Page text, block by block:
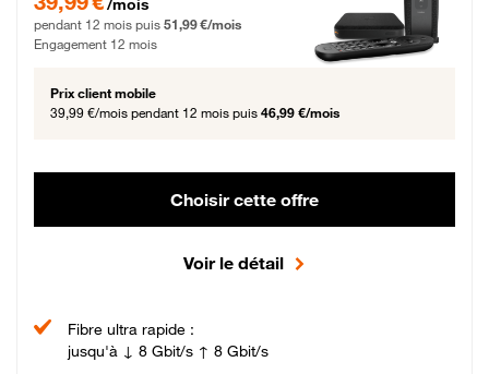
/mois
pendant 12 mois puis 51,99 €/mois
Engagement 12 mois
Prix client mobile
39,99 €/mois pendant 12 mois puis 46,99 €/mois
Choisir cette offre
Voir le détail
Fibre ultra rapide :
jusqu'à ↓ 8 Gbit/s ↑ 8 Gbit/s